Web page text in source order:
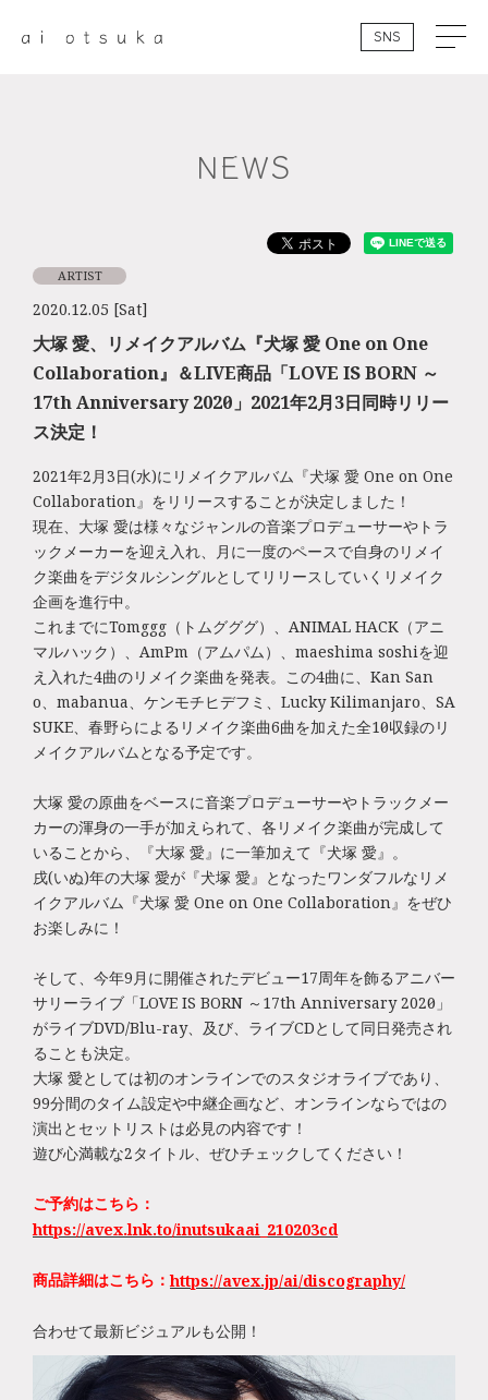
SNS
NEWS
2020.12.05 [Sat]
ARTIST
大塚 愛、リメイクアルバム『犬塚 愛 One on One
Collaboration』＆LIVE商品「LOVE IS BORN ～
17th Anniversary 2020～」2021年2月3日同時リリー
ス決定！
2021年2月3日(水)にリメイクアルバム『犬塚 愛 One on One
Collaboration』をリリースすることが決定しました！
現在、大塚 愛は様々なジャンルの音楽プロデューサーやトラ
ックメーカーを迎え入れ、月に一度のペースで自身のリメイ
ク楽曲をデジタルシングルとしてリリースしていくリメイク
企画を進行中。
これまでにTomggg（トムグググ）、ANIMAL HACK（アニ
マルハック）、AmPm（アムパム）、maeshima soshiを迎
え入れた4曲のリメイク楽曲を発表。この4曲に、Kan San
o、mabanua、ケンモチヒデフミ、Lucky Kilimanjaro、SA
SUKE、春野らによるリメイク楽曲6曲を加えた全10曲収録のリ
メイクアルバムとなる予定です。
大塚 愛の原曲をベースに音楽プロデューサーやトラックメー
カーの渾身の一手が加えられて、各リメイク楽曲が完成して
いることから、『大塚 愛』に一筆加えて『犬塚 愛』。
戌(いぬ)年の大塚 愛が『犬塚 愛』となったワンダフルなリメ
イクアルバム『犬塚 愛 One on One Collaboration』をぜひ
お楽しみに！
そして、今年9月に開催されたデビュー17周年を飾るアニバー
サリーライブ「LOVE IS BORN ～17th Anniversary 2020～」
がライブDVD/Blu-ray、及び、ライブCDとして同日発売され
ることも決定。
大塚 愛としては初のオンラインでのスタジオライブであり、
99分間のタイム設定や中継企画など、オンラインならではの
演出とセットリストは必見の内容です！
遊び心満載な2タイトル、ぜひチェックしてください！
ご予約はこちら：
https://avex.lnk.to/inutsukaai_210203cd
商品詳細はこちら：https://avex.jp/ai/discography/
合わせて最新ビジュアルも公開！